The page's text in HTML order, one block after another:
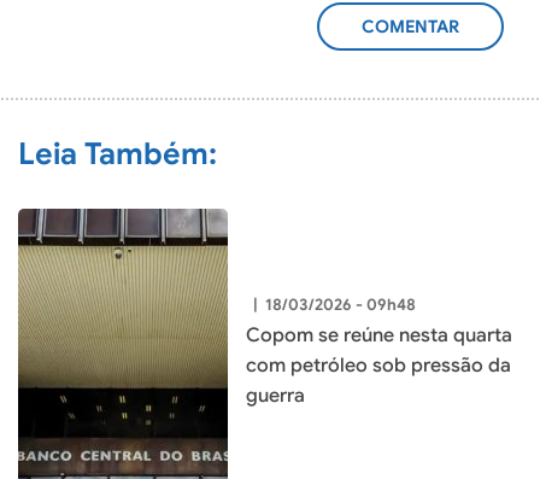
ADICIONAR
Leia Também:
| 18/03/2026 - 09h48
Copom se reúne nesta quarta
com petróleo sob pressão da
guerra